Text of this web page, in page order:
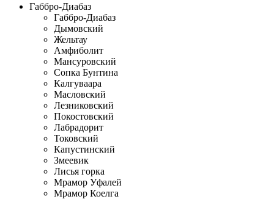
Габбро-Диабаз
Габбро-Диабаз
Дымовский
Жельтау
Амфиболит
Мансуровский
Сопка Бунтина
Калгуваара
Масловский
Лезниковский
Покостовский
Лабрадорит
Токовский
Капустинский
Змеевик
Лисья горка
Мрамор Уфалей
Мрамор Коелга